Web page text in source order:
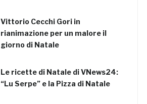
Vittorio Cecchi Gori in
rianimazione per un malore il
giorno di Natale
Le ricette di Natale di VNews24:
“Lu Serpe” e la Pizza di Natale